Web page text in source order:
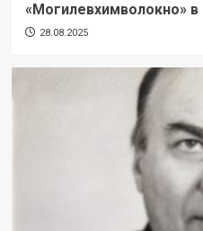
«Могилевхимволокно»
28.08.2025